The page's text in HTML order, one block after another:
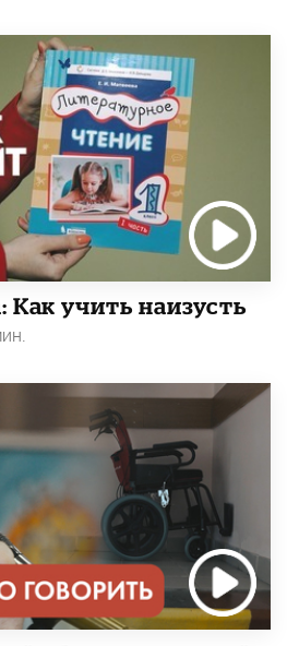
Как учить наизусть